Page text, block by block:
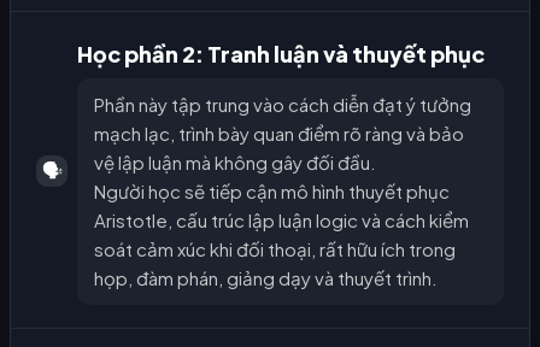
🗣️
Học phần 2: Tranh luận và thuyết phục
Phần này tập trung vào cách diễn đạt ý tưởng
mạch lạc, trình bày quan điểm rõ ràng và bảo
vệ lập luận mà không gây đối đầu.
Người học sẽ tiếp cận mô hình thuyết phục
Aristotle, cấu trúc lập luận logic và cách kiểm
soát cảm xúc khi đối thoại, rất hữu ích trong
họp, đàm phán, giảng dạy và thuyết trình.